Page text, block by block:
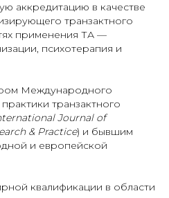
аккредитацию в качестве
транзактного
применения ТА —
психотерапия и
Международного
транзактного
Journal of
& Practice) и бывшим
и европейской
квалификации в области